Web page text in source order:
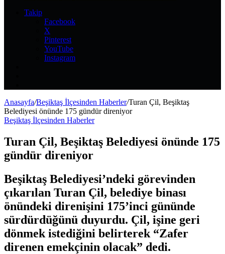
Takip
Facebook
X
Pinterest
YouTube
Instagram
Anasayfa/Beşiktaş İlçesinden Haberler/Turan Çil, Beşiktaş
Belediyesi önünde 175 gündür direniyor
Beşiktaş İlçesinden Haberler
Turan Çil, Beşiktaş Belediyesi önünde 175
gündür direniyor
Beşiktaş Belediyesi’ndeki görevinden
çıkarılan Turan Çil, belediye binası
önündeki direnişini 175’inci gününde
sürdürdüğünü duyurdu. Çil, işine geri
dönmek istediğini belirterek “Zafer
direnen emekçinin olacak” dedi.